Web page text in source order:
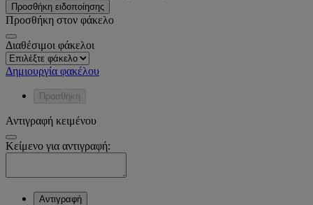
Προσθήκη ειδοποίησης
Προσθήκη στον φάκελο
Διαθέσιμοι φάκελοι
Δημιουργία φακέλου
Προσθήκη
Αντιγραφή κειμένου
Κείμενο για αντιγραφή:
Αντιγραφή